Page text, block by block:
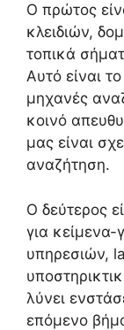
Ο πρώτος
κλειδιών,
τοπικά
Αυτό είναι
μηχανές
κοινό
μας είναι
αναζήτηση.
Ο δεύτερος
για κείμενα-
υπηρεσιών,
λύνει
επόμενο